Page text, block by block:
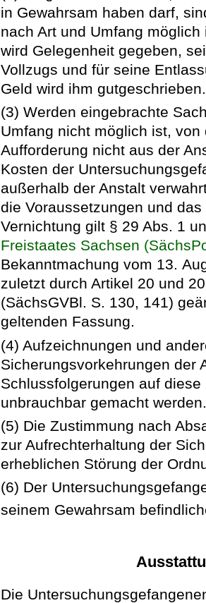
in Gewahrsam haben darf,
nach Art und Umfang
wird Gelegenheit gegeben,
Vollzugs und für seine
Geld wird ihm gutgeschrieben.
(3) Werden eingebrachte
Umfang nicht möglich ist,
Aufforderung nicht aus der
Kosten der
außerhalb der Anstalt
die Voraussetzungen und
Vernichtung gilt § 29 Abs. 1
Freistaates Sachsen
Bekanntmachung vom 13.
zuletzt durch Artikel 20 und
(SächsGVBl. S. 130, 141)
geltenden Fassung.
(4) Aufzeichnungen und
Sicherungsvorkehrungen der
Schlussfolgerungen auf
unbrauchbar gemacht
(5) Die Zustimmung nach
zur Aufrechterhaltung der
erheblichen Störung der
(6) Der
seinem Gewahrsam
Die